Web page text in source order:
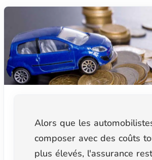
Alors que les
composer avec des coûts
plus élevés, l'assurance